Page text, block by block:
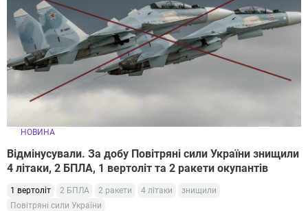
НОВИНА
Відмінусували. За добу Повітряні сили України знищили
4 літаки, 2 БПЛА, 1 вертоліт та 2 ракети окупантів
1 вертоліт 2 БПЛА 2 ракети 4 літаки
знищили
Повітряні сили України